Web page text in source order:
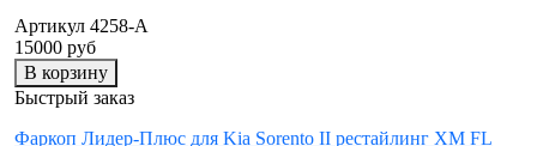
Артикул 4258-A
15000 руб
В корзину
Быстрый заказ
Фаркоп Лидер-Плюс для Kia Sorento II рестайлинг XM FL